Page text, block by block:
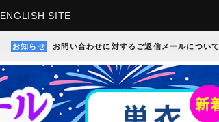
ENGLISH SITE
お知らせ お問い合わせに対するご返信メールについて